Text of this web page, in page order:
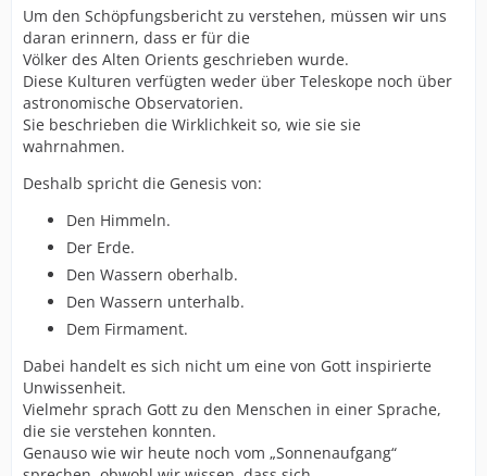
Um den Schöpfungsbericht zu verstehen, müssen wir uns
daran erinnern, dass er für die
Völker des Alten Orients geschrieben wurde.
Diese Kulturen verfügten weder über Teleskope noch über
astronomische Observatorien.
Sie beschrieben die Wirklichkeit so, wie sie sie
wahrnahmen.
Deshalb spricht die Genesis von:
Den Himmeln.
Der Erde.
Den Wassern oberhalb.
Den Wassern unterhalb.
Dem Firmament.
Dabei handelt es sich nicht um eine von Gott inspirierte
Unwissenheit.
Vielmehr sprach Gott zu den Menschen in einer Sprache,
die sie verstehen konnten.
Genauso wie wir heute noch vom „Sonnenaufgang“